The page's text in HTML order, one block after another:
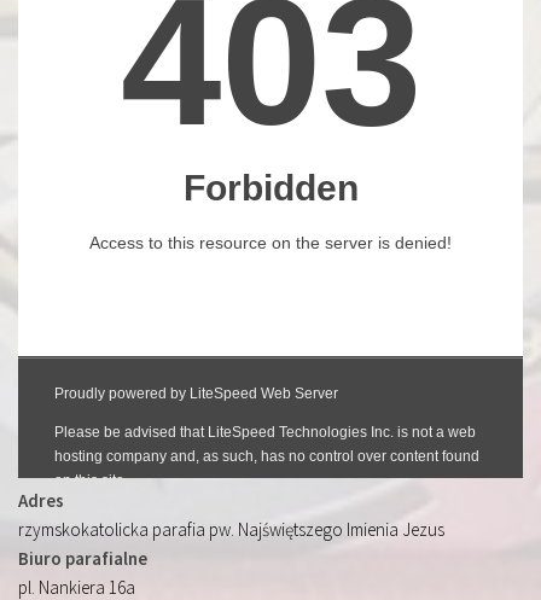
Adres
rzymskokatolicka parafia pw. Najświętszego Imienia Jezus
Biuro parafialne
pl. Nankiera 16a